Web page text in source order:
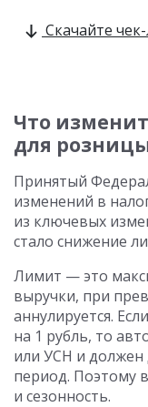
Скачайте
Что
для
Принятый
изменений в
из ключевых
стало снижение
Лимит — это
выручки, при
аннулируется.
на 1 рубль, то
или УСН и должен
период. Поэтому
и сезонность.